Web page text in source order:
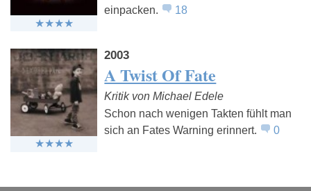
einpacken.
18
2003
A Twist Of Fate
Kritik von Michael Edele
Schon nach wenigen Takten fühlt man
sich an Fates Warning erinnert.
0